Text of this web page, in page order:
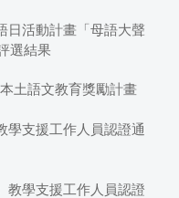
日活動計畫「母語大聲
選結果
土語文教育獎勵計畫
學支援工作人員認證通
教學支援工作人員認證